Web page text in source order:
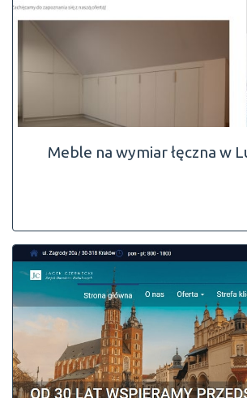
Meble na wymiar łęczna w